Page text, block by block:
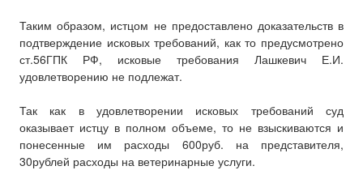
Таким образом, истцом не предоставлено доказательств в
подтверждение исковых требований, как то предусмотрено
ст.56ГПК РФ, исковые требования Лашкевич Е.И.
удовлетворению не подлежат.
Так как в удовлетворении исковых требований суд
оказывает истцу в полном объеме, то не взыскиваются и
понесенные им расходы 600руб. на представителя,
30рублей расходы на ветеринарные услуги.